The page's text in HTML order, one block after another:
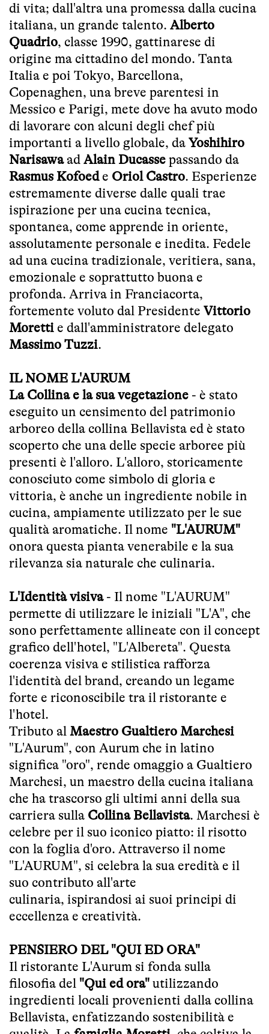
di vita; dall'altra una promessa dalla cucina
italiana, un grande talento. Alberto
Quadrio, classe 1990, gattinarese di
origine ma cittadino del mondo. Tanta
Italia e poi Tokyo, Barcellona,
Copenaghen, una breve parentesi in
Messico e Parigi, mete dove ha avuto modo
di lavorare con alcuni degli chef più
importanti a livello globale, da Yoshihiro
Narisawaad Alain Ducasse passando da
Rasmus Kofoede Oriol Castro. Esperienze
estremamente diverse dalle quali trae
ispirazione per una cucina tecnica,
spontanea, come apprende in oriente,
assolutamente personale e inedita. Fedele
ad una cucina tradizionale, veritiera, sana,
emozionale e soprattutto buona e
profonda. Arriva in Franciacorta,
fortemente voluto dal Presidente Vittorio
Moretti e dall'amministratore delegato
Massimo Tuzzi.
IL NOME L'AURUM
La Collina e la sua vegetazione - è stato
eseguito un censimento del patrimonio
arboreo della collina Bellavista ed è stato
scoperto che una delle specie arboree più
presenti è l'alloro. L'alloro, storicamente
conosciuto come simbolo di gloria e
vittoria, è anche un ingrediente nobile in
cucina, ampiamente utilizzato per le sue
qualità aromatiche. Il nome "L'AURUM"
onora questa pianta venerabile e la sua
rilevanza sia naturale che culinaria.
L'Identità visiva- Il nome "L'AURUM"
permette di utilizzare le iniziali "L'A", che
sono perfettamente allineate con il concept
grafico dell'hotel, "L'Albereta". Questa
coerenza visiva e stilistica rafforza
l'identità del brand, creando un legame
forte e riconoscibile tra il ristorante e
l'hotel.
Tributo al Maestro Gualtiero Marchesi
"L'Aurum", con Aurum che in latino
significa "oro", rende omaggio a Gualtiero
Marchesi, un maestro della cucina italiana
che ha trascorso gli ultimi anni della sua
carriera sulla Collina Bellavista. Marchesi è
celebre per il suo iconico piatto: il risotto
con la foglia d'oro. Attraverso il nome
"L'AURUM", si celebra la sua eredità e il
suo contributo all'arte
culinaria, ispirandosi ai suoi principi di
eccellenza e creatività.
PENSIERO DEL "QUI ED ORA"
Il ristorante L'Aurum si fonda sulla
filosofia del "Qui ed ora" utilizzando
ingredienti locali provenienti dalla collina
Bellavista, enfatizzando sostenibilità e